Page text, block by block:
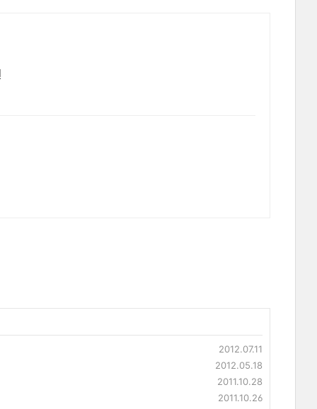
2012.07.11
2012.05.18
2011.10.28
2011.10.26